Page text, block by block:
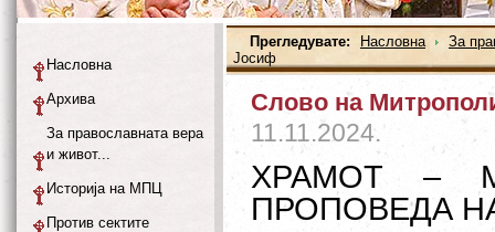
Прегледувате: Насловна
За
Јосиф
Слово на
11.11.2024.
ХРАМОТ –
ПРОПОВЕДА
Насловна
Архива
За православната вера
и живот...
Историја на МПЦ
Против сектите